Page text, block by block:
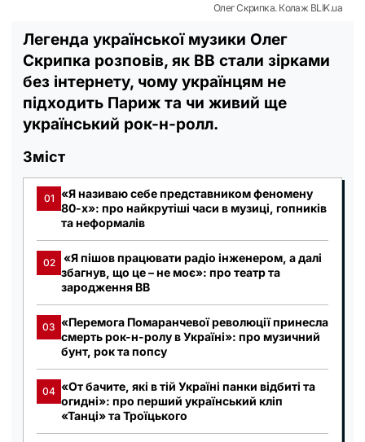
Олег Скрипка. Колаж BLIK.ua
Легенда української музики Олег
Скрипка розповів, як ВВ стали зірками
без інтернету, чому українцям не
підходить Париж та чи живий ще
український рок-н-ролл.
Зміст
01 «Я називаю себе представником феномену
80-х»: про найкрутіші часи в музиці, гопників
та неформалів
02
«Я пішов працювати радіо інженером, а далі
збагнув, що це – не моє»: про театр та
зародження ВВ
03 «Перемога Помаранчевої революції принесла
смерть рок-н-ролу в Україні»: про музичний
бунт, рок та попсу
04 «От бачите, які в тій Україні панки відбиті та
огидні»: про перший український кліп
«Танці» та Троїцького